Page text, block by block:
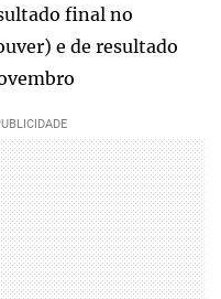
final no
e de resultado